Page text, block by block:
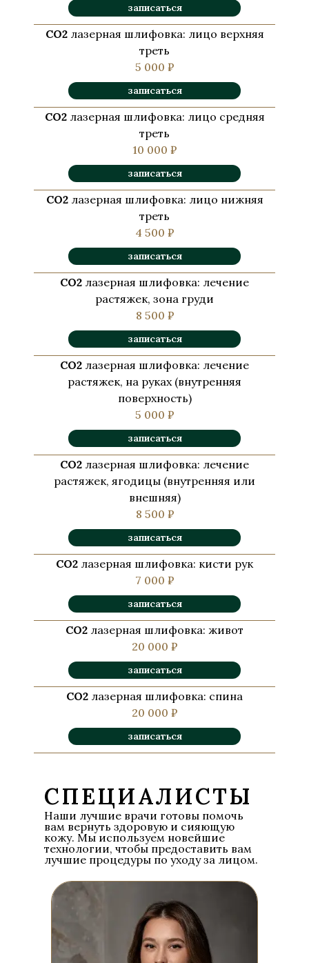
записаться
СО2 лазерная шлифовка: лицо верхняя
треть
5 000 ₽
записаться
СО2 лазерная шлифовка: лицо средняя
треть
10 000 ₽
записаться
СО2 лазерная шлифовка: лицо нижняя
треть
4 500 ₽
записаться
СО2 лазерная шлифовка: лечение
растяжек, зона груди
8 500 ₽
записаться
СО2 лазерная шлифовка: лечение
растяжек, на руках (внутренняя
поверхность)
5 000 ₽
записаться
СО2 лазерная шлифовка: лечение
растяжек, ягодицы (внутренняя или
внешняя)
8 500 ₽
записаться
СО2 лазерная шлифовка: кисти рук
7 000 ₽
записаться
СО2 лазерная шлифовка: живот
20 000 ₽
записаться
СО2 лазерная шлифовка: спина
20 000 ₽
записаться
СПЕЦИАЛИСТЫ
Наши лучшие врачи готовы помочь
вам вернуть здоровую и сияющую
кожу. Мы используем новейшие
технологии, чтобы предоставить вам
лучшие процедуры по уходу за лицом.